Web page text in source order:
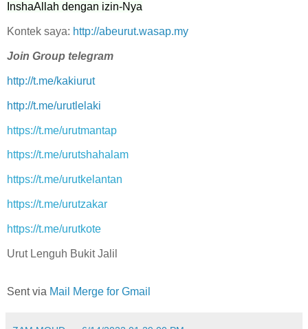
InshaAllah dengan izin-Nya
Kontek saya: http://abeurut.wasap.my
Join Group telegram
http://t.me/kakiurut
http://t.me/urutlelaki
https://t.me/urutmantap
https://t.me/urutshahalam
https://t.me/urutkelantan
https://t.me/urutzakar
https://t.me/urutkote
Urut Lenguh Bukit Jalil
Sent via Mail Merge for Gmail